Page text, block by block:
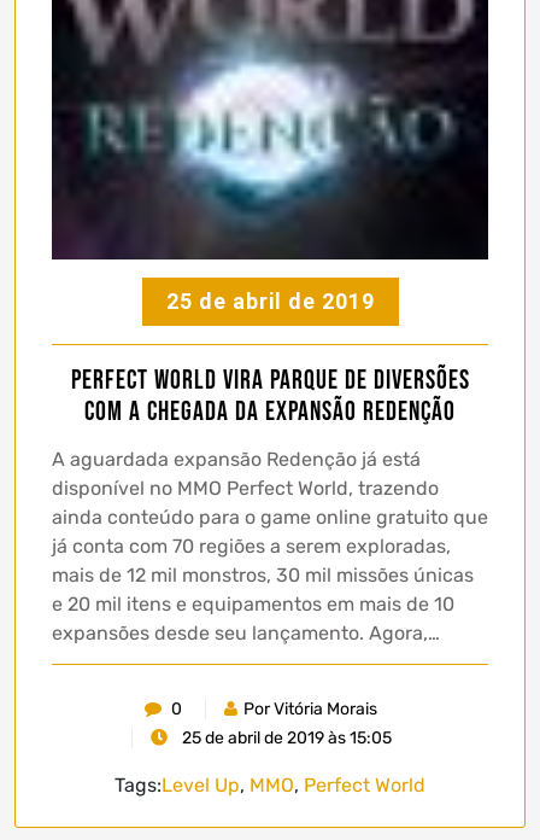
25 de abril de 2019
Perfect World vira parque de diversões
com a chegada da expansão Redenção
A aguardada expansão Redenção já está
disponível no MMO Perfect World, trazendo
ainda conteúdo para o game online gratuito que
já conta com 70 regiões a serem exploradas,
mais de 12 mil monstros, 30 mil missões únicas
e 20 mil itens e equipamentos em mais de 10
expansões desde seu lançamento. Agora,…
0
Por Vitória Morais
25 de abril de 2019 às 15:05
Tags:Level Up, MMO, Perfect World